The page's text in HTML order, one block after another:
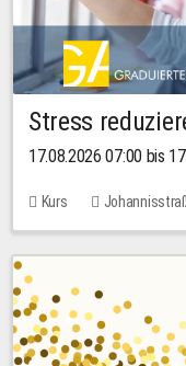
Stress
17.08.2026 07:00 bis
Kurs
10,00 EUR